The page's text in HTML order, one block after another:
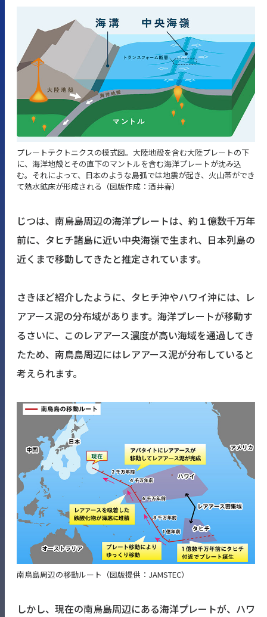
プレートテクトニクスの模式図。大陸地殻を含む大陸プレートの下
に、海洋地殻とその直下のマントルを含む海洋プレートが沈み込
む。それによって、日本のような島弧では地震が起き、火山帯ができ
て熱水鉱床が形成される（図版作成：酒井春）
じつは、南鳥島周辺の海洋プレートは、約１億数千万年
前に、タヒチ諸島に近い中央海嶺で生まれ、日本列島の
近くまで移動してきたと推定されています。
さきほど紹介したように、タヒチ沖やハワイ沖には、レ
アアース泥の分布域があります。海洋プレートが移動す
るさいに、このレアアース濃度が高い海域を通過してき
たため、南鳥島周辺にはレアアース泥が分布していると
考えられます。
南鳥島周辺の移動ルート（図版提供：JAMSTEC）
しかし、現在の南鳥島周辺にある海洋プレートが、ハワ